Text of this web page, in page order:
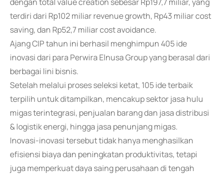
terdiri dari Rp102 miliar revenue growth, Rp43 miliar cost
saving, dan Rp52,7 miliar cost avoidance.
Ajang CIP tahun ini berhasil menghimpun 405 ide
inovasi dari para Perwira Elnusa Group yang berasal dari
berbagai lini bisnis.
Setelah melalui proses seleksi ketat, 105 ide terbaik
terpilih untuk ditampilkan, mencakup sektor jasa hulu
migas terintegrasi, penjualan barang dan jasa distribusi
& logistik energi, hingga jasa penunjang migas.
Inovasi-inovasi tersebut tidak hanya menghasilkan
efisiensi biaya dan peningkatan produktivitas, tetapi
juga memperkuat daya saing perusahaan di tengah